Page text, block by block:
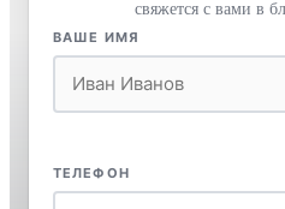
свяжется с вами в
ВАШЕ ИМЯ
ТЕЛЕФОН